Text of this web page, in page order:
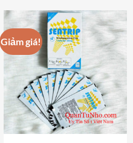
này
có
nhiều
biến
thể.
Các
tùy
chọn
có
thể
Giảm giá!